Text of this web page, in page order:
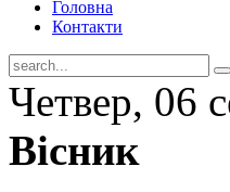
Головна
Контакти
Четвер, 06
Вісник